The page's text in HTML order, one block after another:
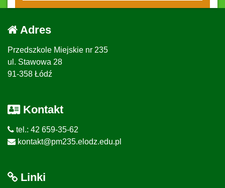
Adres
Przedszkole Miejskie nr 235
ul. Stawowa 28
91-358 Łódź
Kontakt
tel.: 42 659-35-62
kontakt@pm235.elodz.edu.pl
Linki